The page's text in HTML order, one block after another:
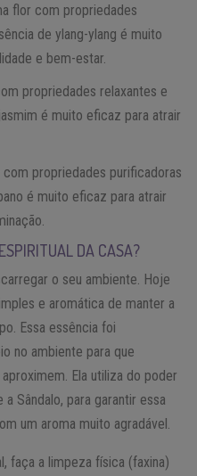
flor com propriedades
de ylang-ylang é muito
e bem-estar.
propriedades relaxantes e
é muito eficaz para atrair
com propriedades purificadoras
é muito eficaz para atrair
DA CASA?
o seu ambiente. Hoje
e aromática de manter a
Essa essência foi
no ambiente para que
Ela utiliza do poder
Sândalo, para garantir essa
um aroma muito agradável.
faça a limpeza física (faxina)